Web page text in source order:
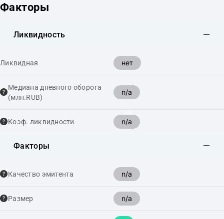
Факторы
Ликвидность
Ликвидная нет
Медиана дневного оборота
(млн.RUB)
n/a
Коэф. ликвидности n/a
Факторы
Качество эмитента n/a
Размер n/a